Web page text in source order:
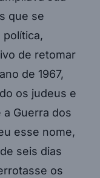
que se
política,
de retomar
de 1967,
os judeus e
Guerra dos
esse nome,
seis dias
os